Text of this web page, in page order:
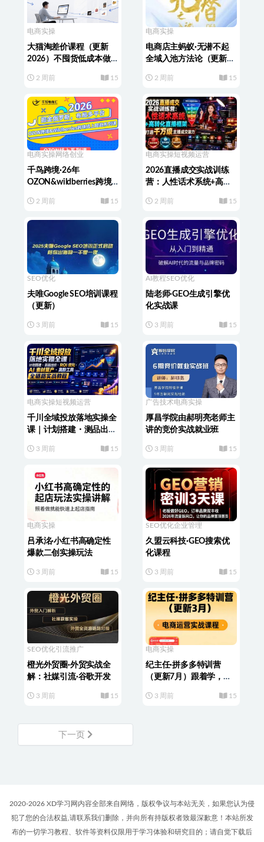
电商实操
大猫淘差价课程（更新
2026）不囤货低成本做
2 周前 15
电商实操
电商店主蚂蚁·无潜不起
全域入池方法论（更新7
2 周前 15
电商实操 网络创业
千鸟跨境·26年
OZON&wildberries跨境
新）
2 周前 15
电商实操短视频运营
2026直播成交实战训练
营：人性话术系统+高转
主播成交能力
2 周前 15
SEO优化
夫唯Google SEO培训课程
（更新）
3 周前 15
AI教程SEO优化
陆老师·GEO生成引擎优
化实战课
3 周前 15
电商实操短视频运营
千川全域投放落地实操全
课｜计划搭建・测品出
产・高阶工具全链路实战
3 周前 15
广告技术电商实操
厚昌学院由郝明亮老师主
讲的竞价实战就业班
3 周前 15
电商实操
吕承洺·小红书高确定性
爆款二创实操玩法
3 周前 15
SEO优化企业管理
久盟云科技·GEO搜索优
化课程
3 周前 15
SEO优化引流推广
橙光外贸圈·外贸实战全
解：社媒引流·谷歌开发
3 周前 15
电商实操
纪主任·拼多多特训营
（更新7月）跟着学，少
运营。
3 周前 15
下一页
2020-2026 XD学习网内容全部来自网络，版权争议与本站无关，如果您认为侵
犯了您的合法权益,请联系我们删除，并向所有持版权者致最深歉意！本站所发
布的一切学习教程、软件等资料仅限用于学习体验和研究目的；请自觉下载后